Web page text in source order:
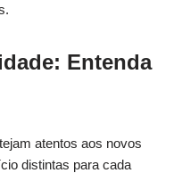
Entenda
atentos aos novos
distintas para cada